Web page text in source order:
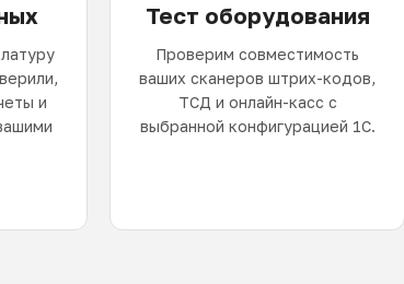
и
Тест оборудования
Проверим совместимость
ваших сканеров штрих-кодов,
ТСД и онлайн-касс с
выбранной конфигурацией 1С.